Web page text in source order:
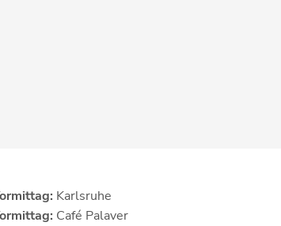
Karlsruhe
Café Palaver